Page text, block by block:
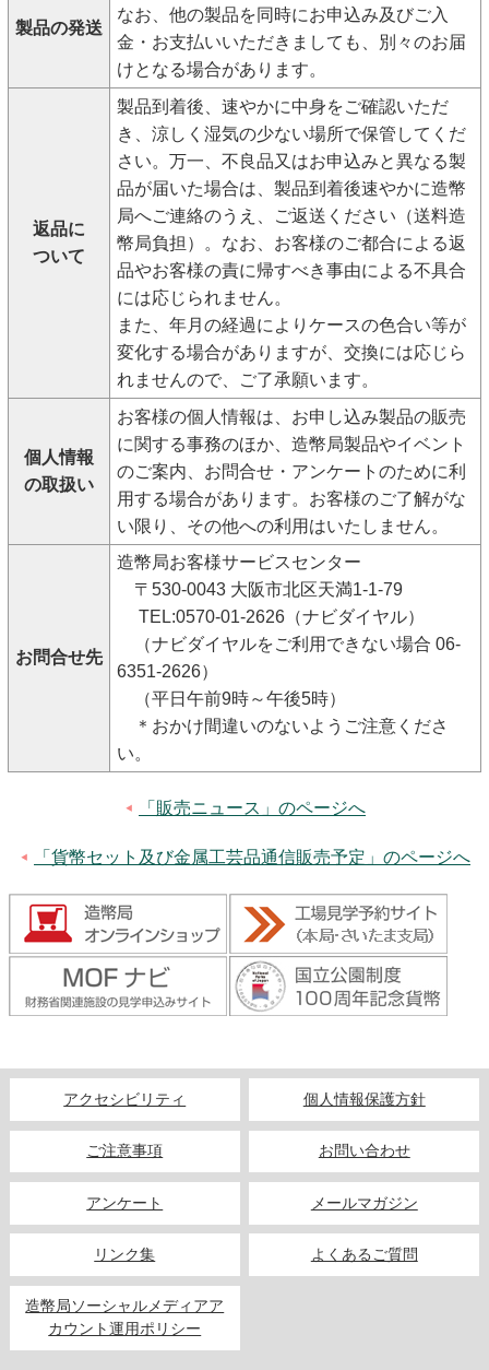
製品の発送
なお、他の製品を同時にお申込み及びご入
金・お支払いいただきましても、別々のお届
けとなる場合があります。
返品に
ついて
製品到着後、速やかに中身をご確認いただ
き、涼しく湿気の少ない場所で保管してくだ
さい。万一、不良品又はお申込みと異なる製
品が届いた場合は、製品到着後速やかに造幣
局へご連絡のうえ、ご返送ください（送料造
幣局負担）。なお、お客様のご都合による返
品やお客様の責に帰すべき事由による不具合
には応じられません。
また、年月の経過によりケースの色合い等が
変化する場合がありますが、交換には応じら
れませんので、ご了承願います。
個人情報
の取扱い
お客様の個人情報は、お申し込み製品の販売
に関する事務のほか、造幣局製品やイベント
のご案内、お問合せ・アンケートのために利
用する場合があります。お客様のご了解がな
い限り、その他への利用はいたしません。
お問合せ先
造幣局お客様サービスセンター
〒530-0043 大阪市北区天満1-1-79
TEL:0570-01-2626（ナビダイヤル）
（ナビダイヤルをご利用できない場合 06-
6351-2626）
（平日午前9時～午後5時）
＊おかけ間違いのないようご注意くださ
い。
「販売ニュース」のページへ
「貨幣セット及び金属工芸品通信販売予定」のページへ
アクセシビリティ 個人情報保護方針
ご注意事項 お問い合わせ
アンケート メールマガジン
リンク集 よくあるご質問
造幣局ソーシャルメディアア
カウント運用ポリシー